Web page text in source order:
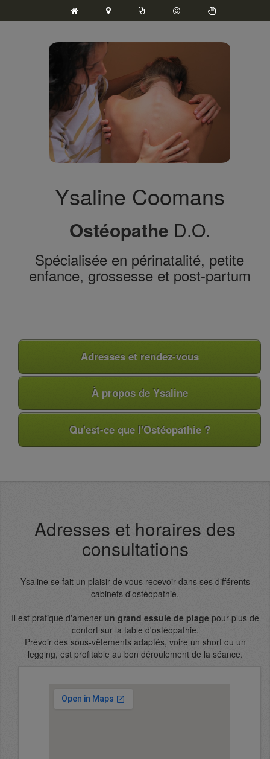
Ysaline Coomans
Ostéopathe D.O.
Spécialisée en périnatalité, petite
enfance, grossesse et post-partum
Adresses et rendez-vous
À propos de Ysaline
Qu'est-ce que l'Ostéopathie ?
Adresses et horaires des
consultations
Ysaline se fait un plaisir de vous recevoir dans ses différents
cabinets d'ostéopathie.
Il est pratique d'amener un grand essuie de plage pour plus de
confort sur la table d'ostéopathie.
Prévoir des sous-vêtements adaptés, voire un short ou un
legging, est profitable au bon déroulement de la séance.